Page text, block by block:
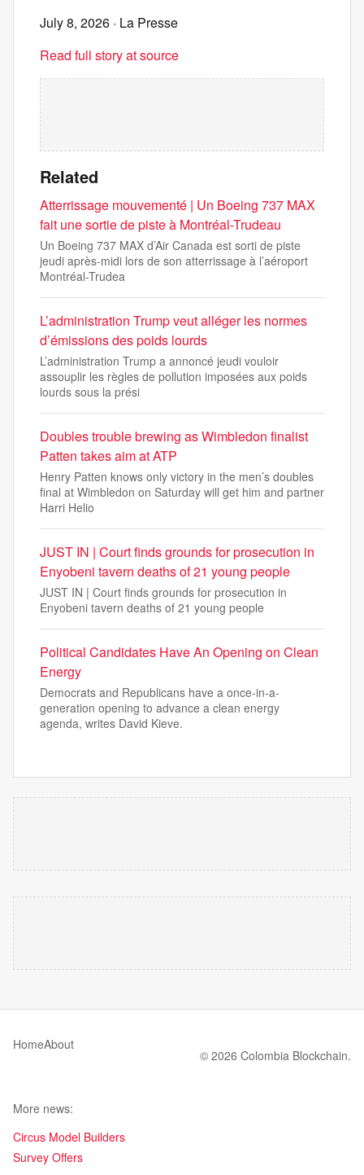
July 8, 2026 · La Presse
Read full story at source
Related
Atterrissage mouvementé | Un Boeing 737 MAX
fait une sortie de piste à Montréal-Trudeau
Un Boeing 737 MAX d’Air Canada est sorti de piste
jeudi après-midi lors de son atterrissage à l’aéroport
Montréal-Trudea
L’administration Trump veut alléger les normes
d’émissions des poids lourds
L’administration Trump a annoncé jeudi vouloir
assouplir les règles de pollution imposées aux poids
lourds sous la prési
Doubles trouble brewing as Wimbledon finalist
Patten takes aim at ATP
Henry Patten knows only victory in the men’s doubles
final at Wimbledon on Saturday will get him and partner
Harri Helio
JUST IN | Court finds grounds for prosecution in
Enyobeni tavern deaths of 21 young people
JUST IN | Court finds grounds for prosecution in
Enyobeni tavern deaths of 21 young people
Political Candidates Have An Opening on Clean
Energy
Democrats and Republicans have a once-in-a-
generation opening to advance a clean energy
agenda, writes David Kieve.
HomeAbout
© 2026 Colombia Blockchain.
More news:
Circus Model Builders
Survey Offers